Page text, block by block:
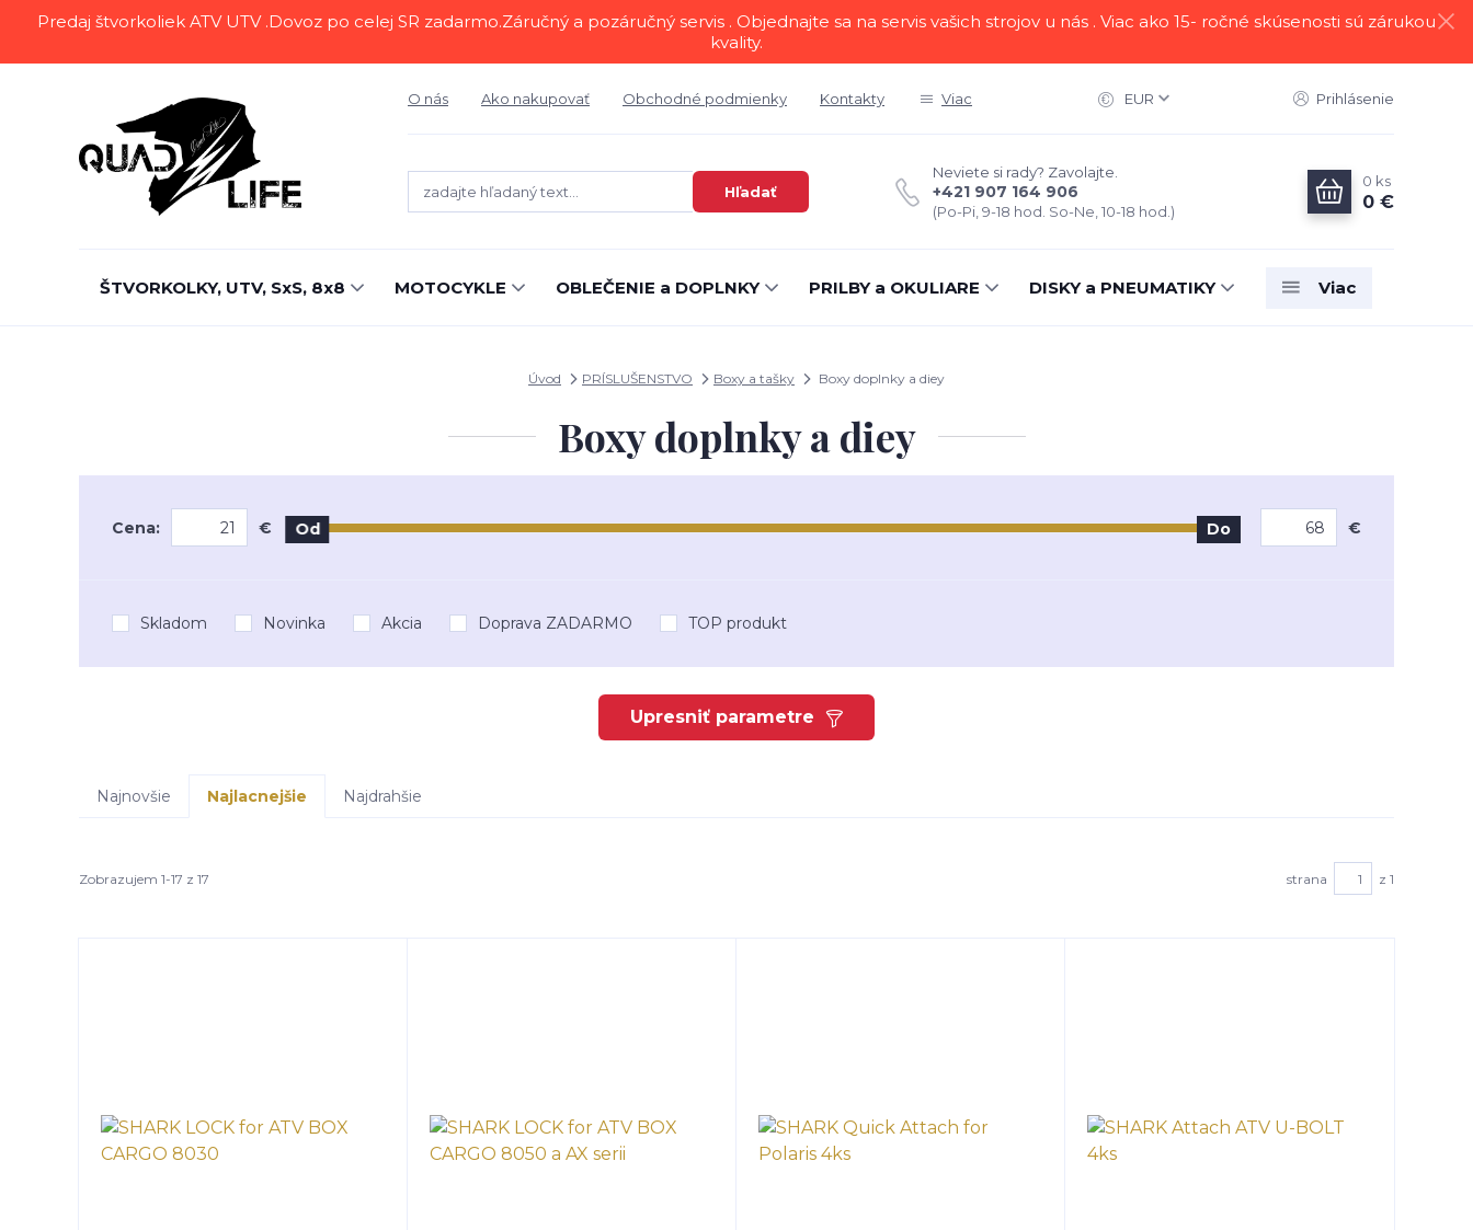
Predaj štvorkoliek ATV UTV .Dovoz po celej SR zadarmo.Záručný a pozáručný servis . Objednajte sa na servis vašich strojov u nás . Viac ako 15- ročné skúsenosti sú zárukou
kvality.
O nás Ako nakupovať Obchodné podmienky Kontakty Viac EUR Prihlásenie
Hľadať
Neviete si rady? Zavolajte.
+421 907 164 906
(Po-Pi, 9-18 hod. So-Ne, 10-18 hod.)
0 ks
0 €
ŠTVORKOLKY, UTV, SxS, 8x8 MOTOCYKLE OBLEČENIE a DOPLNKY PRILBY a OKULIARE DISKY a PNEUMATIKY Viac
Úvod PRÍSLUŠENSTVO Boxy a tašky Boxy doplnky a diey
Boxy doplnky a diey
Upresniť parametre
Cena: € Od Do €
Skladom Novinka Akcia Doprava ZADARMO TOP produkt
Najnovšie Najlacnejšie Najdrahšie
Zobrazujem 1-17 z 17 strana z 1